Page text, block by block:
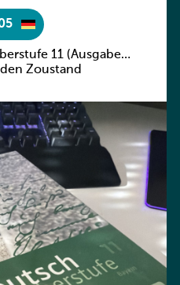
11 (Ausgabe
Zoustand